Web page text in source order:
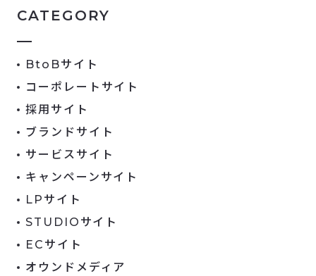
CATEGORY
BtoBサイト
コーポレートサイト
採用サイト
ブランドサイト
サービスサイト
キャンペーンサイト
LPサイト
STUDIOサイト
ECサイト
オウンドメディア